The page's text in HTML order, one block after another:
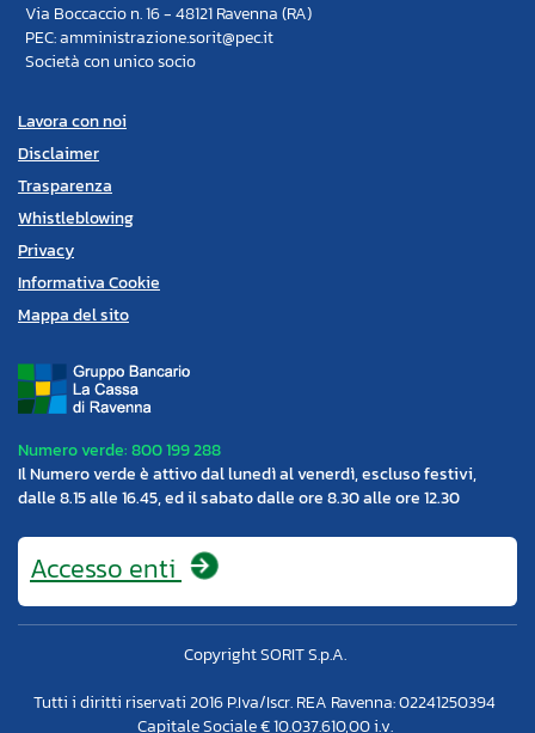
Via Boccaccio n. 16 - 48121 Ravenna (RA)
PEC: amministrazione.sorit@pec.it
Società con unico socio
Lavora con noi
Disclaimer
Trasparenza
Whistleblowing
Privacy
Informativa Cookie
Mappa del sito
Numero verde: 800 199 288
Il Numero verde è attivo dal lunedì al venerdì, escluso festivi,
dalle 8.15 alle 16.45, ed il sabato dalle ore 8.30 alle ore 12.30
Accesso enti
Copyright SORIT S.p.A.
Tutti i diritti riservati 2016 P.Iva/Iscr. REA Ravenna: 02241250394
Capitale Sociale € 10.037.610,00 i.v.